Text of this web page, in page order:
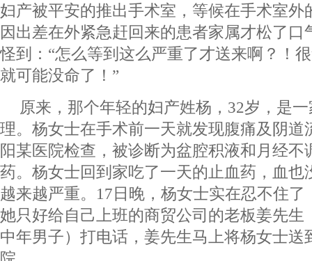
妇产被平安的推出手术室，等候在手术室外
因出差在外紧急赶回来的患者家属才松了口
怪到：“怎么等到这么严重了才送来啊？！
就可能没命了！”
原来，那个年轻的妇产姓杨，32岁，是
理。杨女士在手术前一天就发现腹痛及阴道
阳某医院检查，被诊断为盆腔积液和月经不
药。杨女士回到家吃了一天的止血药，血也
越来越严重。17日晚，杨女士实在忍不住了
她只好给自己上班的商贸公司的老板姜先生
中年男子）打电话，姜先生马上将杨女士送